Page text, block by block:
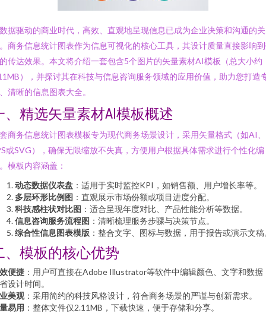
据驱动的商业时代，高效、直观地呈现信息已成为企业决策和沟通的关
商务信息统计图表作为信息可视化的核心工具，其设计质量直接影响
传达效果。本文将介绍一套包含5个图片的矢量素材AI模板（总大小约
），并探讨其在科技与信息咨询服务领域的应用价值，助力您打造
清晰的信息图表大全。
、精选矢量素材AI模板概述
商务信息统计图表模板专为现代商务场景设计，采用矢量格式（如AI、
或SVG），确保无限缩放不失真，方便用户根据具体需求进行个性化编
模板内容涵盖：
动态数据仪表盘 ：适用于实时监控KPI，如销售额、用户增长率等。
多层环形比例图 ：直观展示市场份额或项目进度分配。
科技感柱状对比图 ：适合呈现年度对比、产品性能分析等数据。
信息咨询服务流程图 ：清晰梳理服务步骤与决策节点。
综合性信息图表模版 ：整合文字、图标与数据，用于报告或演示文
、模板的核心优势
便捷 ：用户可直接在Adobe Illustrator等软件中编辑颜色、文字和数据
设计时间。
美观：采用简约的科技风格设计，符合商务场景的严谨与创新需求。
易用 ：整体文件仅2.11MB，下载快速，便于存储和分享。